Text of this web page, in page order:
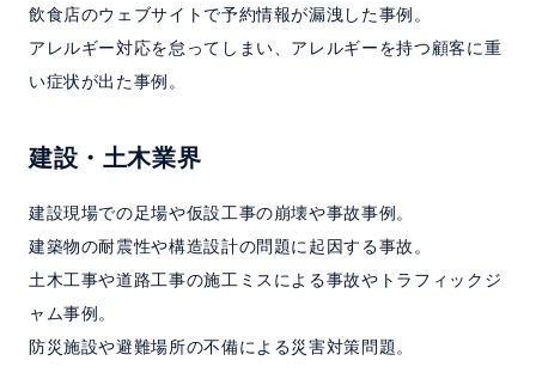
飲食店のウェブサイトで予約情報が漏洩した事例。
アレルギー対応を怠ってしまい、アレルギーを持つ顧客に重
い症状が出た事例。
建設・土木業界
建設現場での足場や仮設工事の崩壊や事故事例。
建築物の耐震性や構造設計の問題に起因する事故。
土木工事や道路工事の施工ミスによる事故やトラフィックジ
ャム事例。
防災施設や避難場所の不備による災害対策問題。